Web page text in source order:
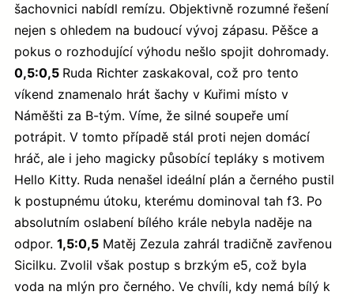
šachovnici nabídl remízu. Objektivně rozumné řešení
nejen s ohledem na budoucí vývoj zápasu. Pěšce a
pokus o rozhodující výhodu nešlo spojit dohromady.
0,5:0,5 Ruda Richter zaskakoval, což pro tento
víkend znamenalo hrát šachy v Kuřimi místo v
Náměšti za B-tým. Víme, že silné soupeře umí
potrápit. V tomto případě stál proti nejen domácí
hráč, ale i jeho magicky působící tepláky s motivem
Hello Kitty. Ruda nenašel ideální plán a černého pustil
k postupnému útoku, kterému dominoval tah f3. Po
absolutním oslabení bílého krále nebyla naděje na
odpor. 1,5:0,5 Matěj Zezula zahrál tradičně zavřenou
Sicilku. Zvolil však postup s brzkým e5, což byla
voda na mlýn pro černého. Ve chvíli, kdy nemá bílý k